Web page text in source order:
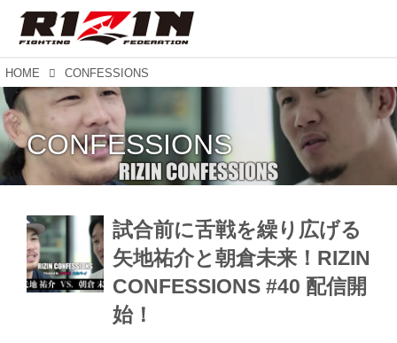
HOME CONFESSIONS
CONFESSIONS
試合前に舌戦を繰り広げる
矢地祐介と朝倉未来！RIZIN
CONFESSIONS #40 配信開
始！